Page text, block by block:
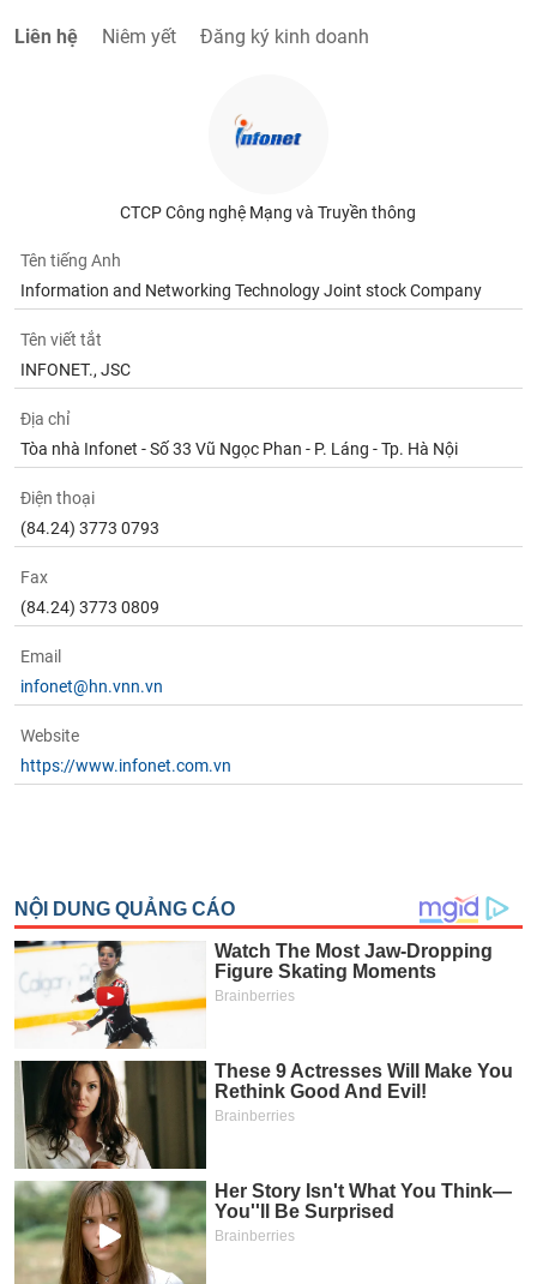
Liên hệ Niêm yết Đăng ký kinh doanh
CTCP Công nghệ Mạng và Truyền thông
Tên tiếng Anh
Information and Networking Technology Joint stock Company
Tên viết tắt
INFONET., JSC
Địa chỉ
Tòa nhà Infonet - Số 33 Vũ Ngọc Phan - P. Láng - Tp. Hà Nội
Điện thoại
(84.24) 3773 0793
Fax
(84.24) 3773 0809
Email
infonet@hn.vnn.vn
Website
https://www.infonet.com.vn